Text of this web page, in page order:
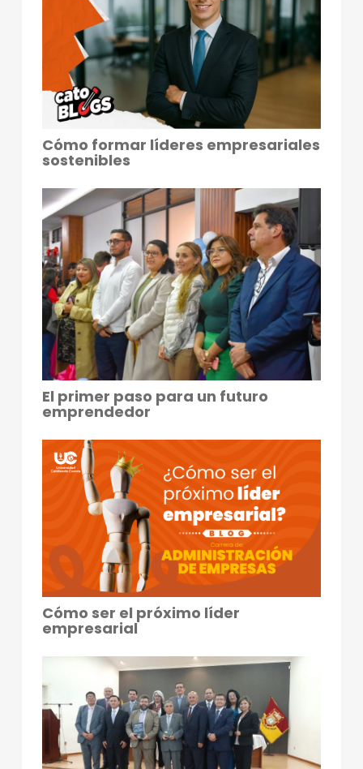
Cómo formar líderes empresariales
sostenibles
El primer paso para un futuro
emprendedor
Cómo ser el próximo líder
empresarial